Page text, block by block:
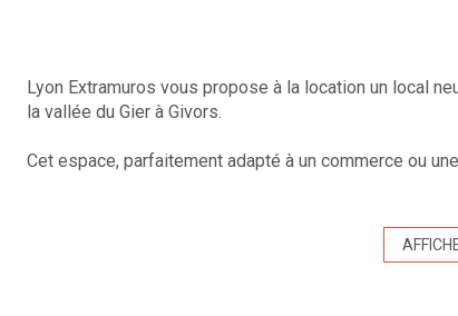
Lyon Extramuros vous propose à la location un local
la vallée du Gier à Givors.
Cet espace, parfaitement adapté à un commerce ou
Idéalement accessible à 200 mètres de l'A47 et